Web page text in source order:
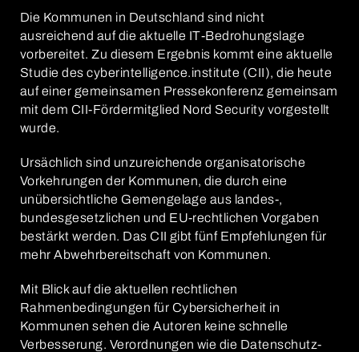
Die Kommunen in Deutschland sind nicht
ausreichend auf die aktuelle IT-Bedrohungslage
vorbereitet. Zu diesem Ergebnis kommt eine aktuelle
Studie des cyberintelligence.institute (CII), die heute
auf einer gemeinsamen Pressekonferenz gemeinsam
mit dem CII-Fördermitglied Nord Security vorgestellt
wurde.
Ursächlich sind unzureichende organisatorische
Vorkehrungen der Kommunen, die durch eine
unübersichtliche Gemengelage aus landes-,
bundesgesetzlichen und EU-rechtlichen Vorgaben
bestärkt werden. Das CII gibt fünf Empfehlungen für
mehr Abwehrbereitschaft von Kommunen.
Mit Blick auf die aktuellen rechtlichen
Rahmenbedingungen für Cybersicherheit in
Kommunen sehen die Autoren keine schnelle
Verbesserung. Verordnungen wie die Datenschutz-